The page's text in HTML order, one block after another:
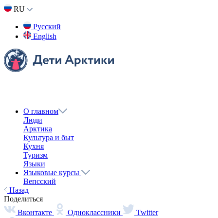
RU
Русский
English
О главном
Люди
Арктика
Культура и быт
Кухня
Туризм
Языки
Языковые курсы
Вепсский
Нганасанский
Эвенкийский
Долганский
Ненецкий